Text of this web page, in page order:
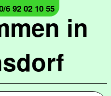
in
6 92 02 10 55